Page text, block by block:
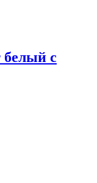
белый с